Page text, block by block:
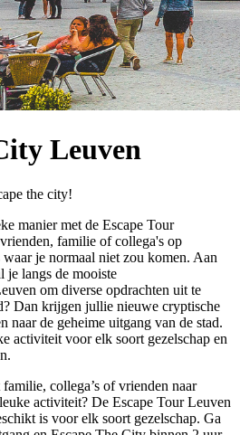
Leuven
manier met de Escape Tour
familie of collega's op
je normaal niet zou komen. Aan
je langs de mooiste
om diverse opdrachten uit te
Dan krijgen jullie nieuwe cryptische
naar de geheime uitgang van de stad.
activiteit voor elk soort gezelschap en
collega’s of vrienden naar
activiteit? De Escape Tour Leuven
is voor elk soort gezelschap. Ga